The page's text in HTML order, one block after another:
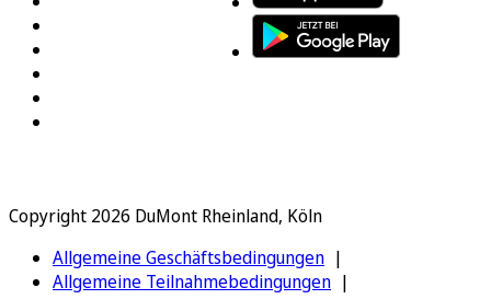
Copyright 2026 DuMont Rheinland, Köln
Allgemeine Geschäftsbedingungen
Allgemeine Teilnahmebedingungen